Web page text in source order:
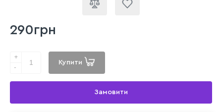
290грн
+
-
Купити
Замовити